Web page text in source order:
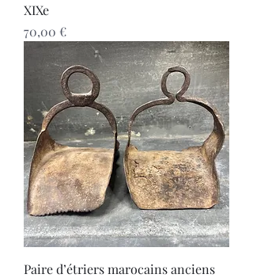
XIXe
Prix
70,00 €
Paire d’étriers marocains anciens